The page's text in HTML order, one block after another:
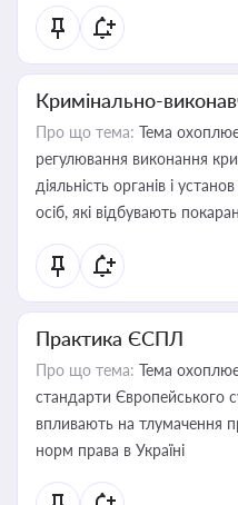
Кримінально-
Про що тема: Тема
регулювання виконання
діяльність органів і
осіб, які відбувають
Практика ЄСПЛ
Про що тема: Тема охоплює
стандарти Європейського
впливають на тлумачення
норм права в Україні